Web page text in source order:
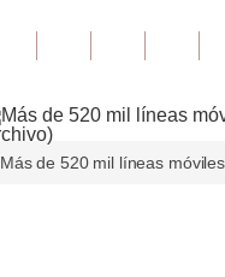
Más de 520 mil líneas